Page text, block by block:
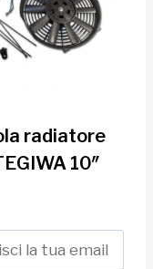
radiatore
10″